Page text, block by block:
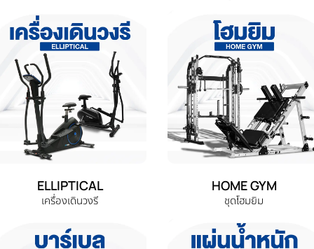
ELLIPTICAL
เครื่องเดินวงรี
HOME GYM
ชุดโฮมยิม